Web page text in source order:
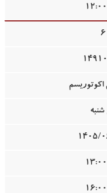
12:00
6
14910
اکوتوریسم
شنبه
1405/
13:00
16:00